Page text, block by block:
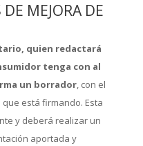
MEJORA DE
quien redactará
tenga con al
un borrador, con el
está firmando. Esta
y deberá realizar un
aportada y